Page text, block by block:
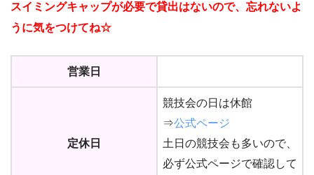
スイミングキャップが必要で貸出はないので、忘れないよ
うに気をつけてね☆
営業日
定休日
競技会の日は休館
⇒公式ページ
土日の競技会も多いので、
必ず公式ページで確認して